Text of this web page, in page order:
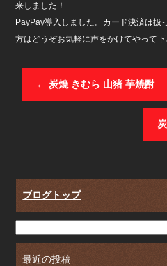
来しました！
PayPay導入しました。カード決済は扱
方はどうぞお気軽に声をかけてやって下
← 炭焼 きむら 山猪 芋焼酎
ブログトップ
最近の投稿